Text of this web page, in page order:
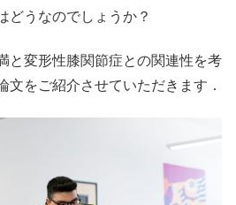
どうなのでしょうか？
と変形性膝関節症との関連性を考
文をご紹介させていただきます．